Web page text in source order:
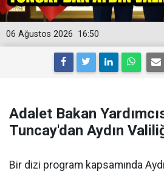
16:50
06 Ağustos 2026
Adalet Bakan
Tuncay'dan Aydın
Bir dizi program kapsamında